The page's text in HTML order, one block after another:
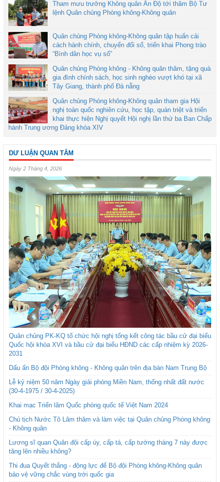
Tham mưu trưởng Không quân Ấn Độ tới thăm Bộ Tư
lệnh Quân chủng Phòng không-Không quân
Quân chủng Phòng không-Không quân tập huấn cải
cách hành chính, chuyển đổi số, triển khai Phong trào
“Bình dân học vụ số”
Quân chủng Phòng không - Không quân thăm, tặng quà
gia đình chính sách, học sinh nghèo vượt khó tại xã
Tây Giang, thành phố Đà nẵng
Quân chủng Phòng không-Không quân tham gia Hội
nghị toàn quốc nghiên cứu, học tập, quán triệt và triển
khai thực hiện Nghị quyết Hội nghị lần thứ ba Ban Chấp
hành Trung ương Đảng khóa XIV
DƯ LUẬN QUAN TÂM
Ngày 2 Tháng 4, 2026
Quân chủng PK-KQ tổ chức hội nghị tổng kết công tác bầu cử đại biểu
Quốc hội khóa XVI và bầu cử đại biểu HĐND các cấp nhiệm kỳ 2026-
2031
Dấu ấn Bộ đội Phòng không - Không quân trên địa bàn Nam Trung Bộ
Lễ kỷ niệm 50 năm Ngày giải phóng Miền Nam, thống nhất đất nước
(30-4-1975 / 30-4-2025)
Khai mạc Triển lãm Quốc phòng quốc tế Việt Nam 2024
Chủ tịch Nước Tô Lâm thăm và làm việc tại Quân chủng Phòng không
- Không quân
Lương sĩ quan Quân đội cấp úy, cấp tá, cấp tướng tháng 7 này được
tăng lên nhiều không?
Thi đua Quyết thắng - động lực để Bộ đội Phòng không-Không quân
bảo vệ vững chắc vùng trời quốc gia